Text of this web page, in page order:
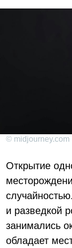
© midjourney.com
Открытие
и разведкой
занимались
обладает